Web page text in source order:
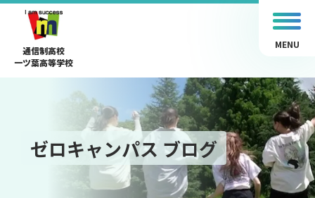
通信制高校
一ツ葉高等学校
MENU
ゼロキャンパス ブログ